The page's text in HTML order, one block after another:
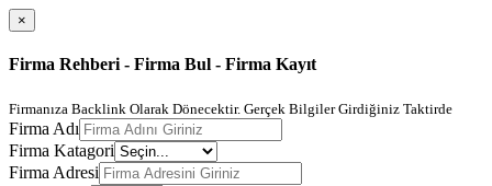
×
Firma Rehberi - Firma Bul - Firma Kayıt
Firmanıza Backlink Olarak Dönecektir. Gerçek Bilgiler Girdiğiniz Taktirde
Firma Adı
Firma Katagori
Firma Adresi